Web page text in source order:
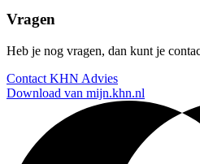
Vragen
Heb je nog vragen, dan kunt je
Contact KHN Advies
Download van mijn.khn.nl